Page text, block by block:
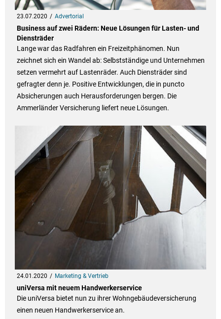
23.07.2020 Advertorial
Business auf zwei Rädern: Neue Lösungen für Lasten- und
Diensträder
Lange war das Radfahren ein Freizeitphänomen. Nun
zeichnet sich ein Wandel ab: Selbstständige und Unternehmen
setzen vermehrt auf Lastenräder. Auch Diensträder sind
gefragter denn je. Positive Entwicklungen, die in puncto
Absicherungen auch Herausforderungen bergen. Die
Ammerländer Versicherung liefert neue Lösungen.
24.01.2020 Marketing & Vertrieb
uniVersa mit neuem Handwerkerservice
Die uniVersa bietet nun zu ihrer Wohngebäudeversicherung
einen neuen Handwerkerservice an.